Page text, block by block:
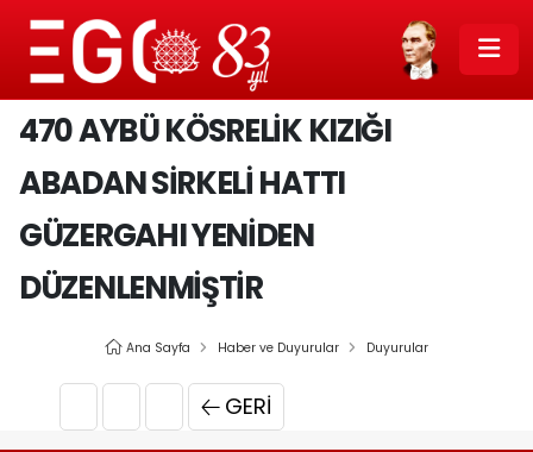
470 AYBÜ KÖSRELIK KIZIĞI
ABADAN SIRKELI HATTI
GÜZERGAHI YENIDEN
DÜZENLENMIŞTIR
Ana Sayfa Haber ve Duyurular Duyurular
GERI